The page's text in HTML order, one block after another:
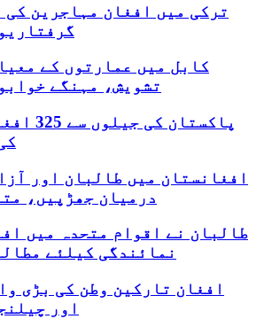
ترکی میں افغان مہاجرین کی
کابل میں عمارتوں کے
تشویش، مہنگے
پاکستان
افغانستان میں طالبان اور
درمیان جھڑپیں،
طالبان نے اقوام متحدہ میں
نمائندگی کیلئے
افغان تارکین وطن کی بڑی
اور